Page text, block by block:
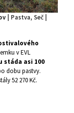
| Pastva, Seč |
v EVL
stáda asi 100
dobu pastvy.
52 270 Kč.